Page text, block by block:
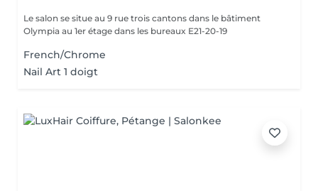
Le salon se situe au 9 rue trois cantons dans le bâtiment
Olympia au 1er étage dans les bureaux E21-20-19
French/Chrome
Nail Art 1 doigt